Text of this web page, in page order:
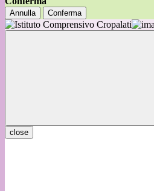
Annulla Conferma
close